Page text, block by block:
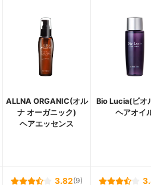
ALLNA ORGANIC(オル
ナ オーガニック)
ヘアエッセンス
Bio Lucia(ビオ
ヘアオイ
3.82(9)